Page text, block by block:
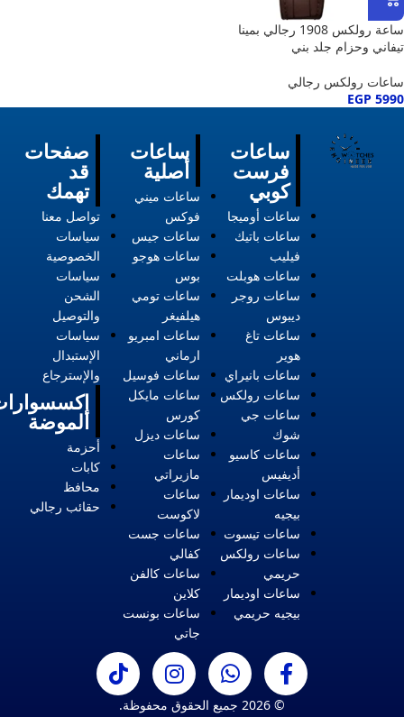
ساعة رولكس 1908 رجالي بمينا
تيفاني وحزام جلد بني
ساعات رولكس رجالي
EGP 5990
صفحات
قد
تهمك
تواصل معنا
سياسات
الخصوصية
سياسات
الشحن
والتوصيل
سياسات
الإستبدال
والإسترجاع
الموضة
أحزمة
كابات
محافظ
حقائب رجالي
ساعات
أصلية
ساعات ميني
فوكس
ساعات جيس
ساعات هوجو
بوس
ساعات تومي
هيلفيغر
ساعات امبريو
ارماني
ساعات فوسيل
ساعات مايكل
كورس
ساعات ديزل
ساعات
مازيراتي
ساعات
لاكوست
ساعات جست
كفالي
ساعات كالفن
كلاين
ساعات بونست
جاتي
ساعات
فرست
كوبي
ساعات أوميجا
ساعات باتيك
فيليب
ساعات هوبلت
ساعات روجر
ديبوس
ساعات تاغ
هوير
ساعات بانيراي
ساعات رولكس
ساعات جي
شوك
ساعات كاسيو
أديفيس
ساعات اوديمار
بيجيه
ساعات تيسوت
ساعات رولكس
حريمي
ساعات اوديمار
بيجيه حريمي
© 2026 جميع الحقوق محفوظة.